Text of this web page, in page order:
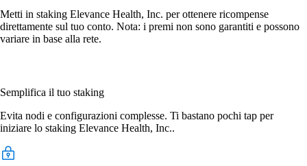
Metti in staking Elevance Health, Inc. per ottenere ricompense
direttamente sul tuo conto. Nota: i premi non sono garantiti e possono
variare in base alla rete.
Semplifica il tuo staking
Evita nodi e configurazioni complesse. Ti bastano pochi tap per
iniziare lo staking Elevance Health, Inc..